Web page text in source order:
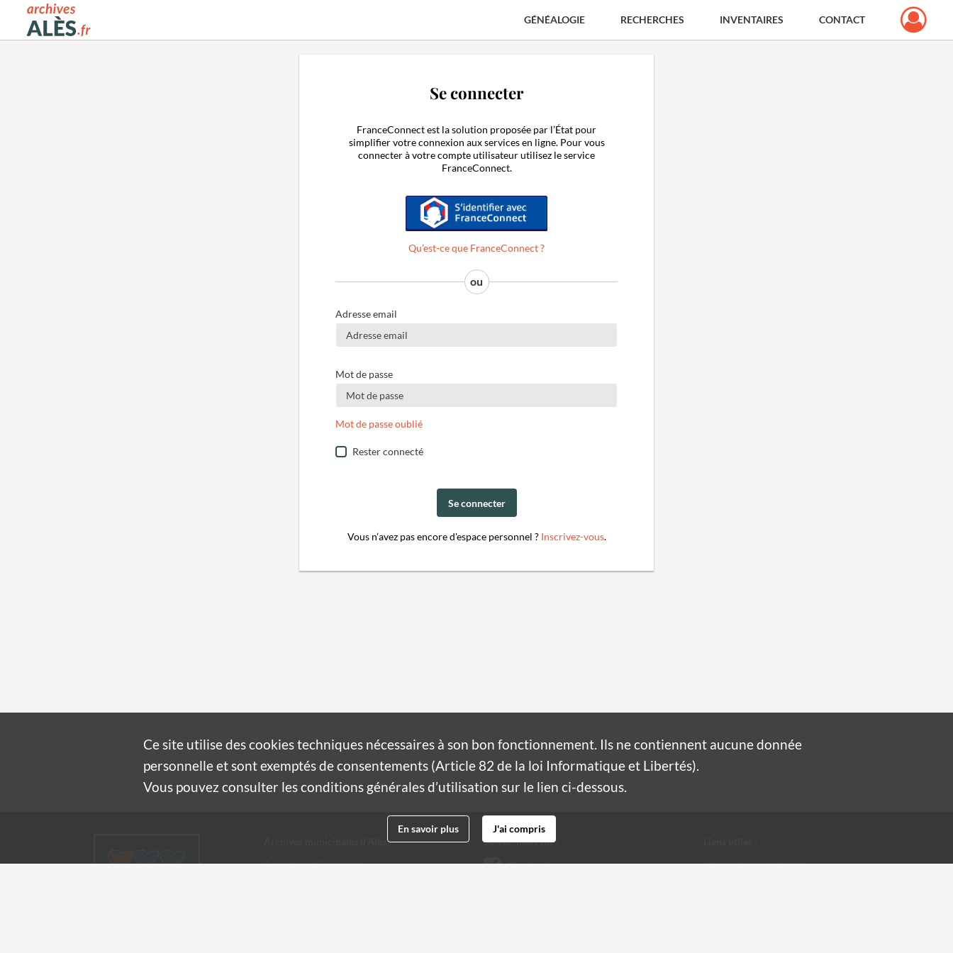
Archives municipales d'Alès GÉNÉALOGIE RECHERCHES INVENTAIRES CONTACT
Se connecter
FranceConnect est la solution proposée par l’État pour
simplifier votre connexion aux services en ligne. Pour vous
connecter à votre compte utilisateur utilisez le service
FranceConnect.
S'identifier avec FranceConnect
Qu’est-ce que FranceConnect ?
Adresse email
Mot de passe
Mot de passe oublié
Rester connecté
Se connecter
Vous n’avez pas encore d'espace personnel ? Inscrivez-vous.
4 boulevard Gambetta
Suivez-nous sur :
Facebook
Informations pratiques
Ce site utilise descookiestechniques nécessaires à son bon fonctionnement. Ils ne contiennent aucune donnée
personnelle et sont exemptés de consentements (Article 82 de la loi Informatique et Libertés).
Vous pouvez consulter les conditions générales d’utilisation sur le lien ci-dessous.
En savoir plus J'ai compris